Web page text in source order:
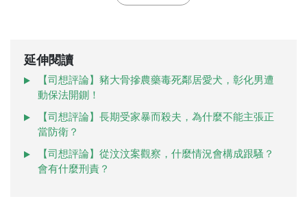
延伸閱讀
【司想評論】豬大骨摻農藥毒死鄰居愛犬，彰化男遭
動保法開鍘！
【司想評論】長期受家暴而殺夫，為什麼不能主張正
當防衛？
【司想評論】從汶汶案觀察，什麼情況會構成跟騷？
會有什麼刑責？